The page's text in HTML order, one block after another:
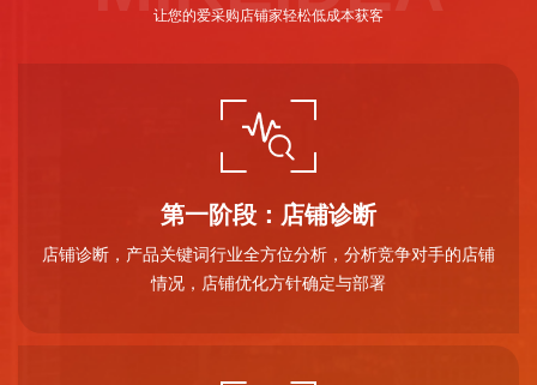
让您的爱采购店铺家轻松低成本获客
第一阶段：店铺诊断
店铺诊断，产品关键词行业全方位分析，分析竞争对手的店铺
情况，店铺优化方针确定与部署